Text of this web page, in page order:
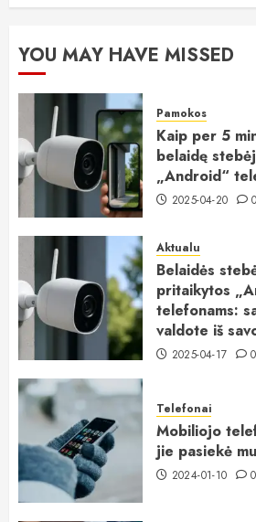
YOU MAY HAVE MISSED
Pamokos
Kaip per 5
belaidę
„Android“
2025-04-20 0
Aktualu
Belaidės
pritaikytos
telefonams:
valdote iš
2025-04-17 0
Telefonai
Mobiliojo
jie pasiekė
2024-01-10 0